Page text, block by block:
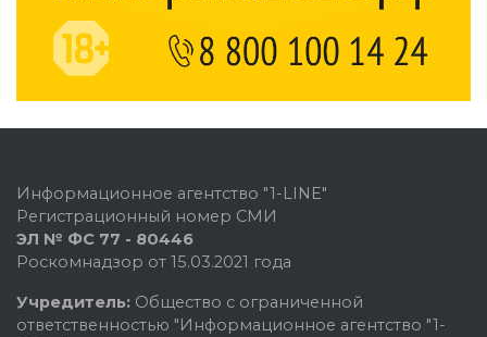
Информационное агентство "1-LINE"
Регистрационный номер СМИ
ЭЛ № ФС 77 - 80446
Роскомнадзор от 15.03.2021 года
Учредитель: Общество с ограниченной
ответственностью "Информационное агентство "1-